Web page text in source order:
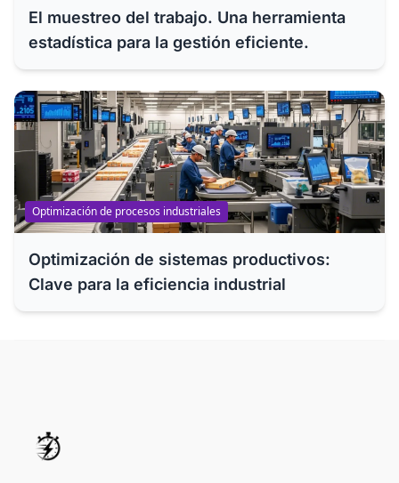
El muestreo del trabajo. Una herramienta
estadística para la gestión eficiente.
Optimización de procesos industriales
Optimización de sistemas productivos:
Clave para la eficiencia industrial